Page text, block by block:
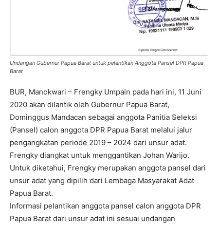
Undangan Gubernur Papua Barat untuk pelantikan Anggota Pansel DPR Papua
Barat
BUR, Manokwari – Frengky Umpain pada hari ini, 11 Juni
2020 akan dilantik oleh Gubernur Papua Barat,
Dominggus Mandacan sebagai anggota Panitia Seleksi
(Pansel) calon anggota DPR Papua Barat melalui jalur
pengangkatan periode 2019 – 2024 dari unsur adat.
Frengky diangkat untuk menggantikan Johan Warijo.
Untuk diketahui, Frengky merupakan anggota pansel dari
unsur adat yang dipilih dari Lembaga Masyarakat Adat
Papua Barat.
Informasi pelantikan anggota pansel calon anggota DPR
Papua Barat dari unsur adat ini sesuai undangan